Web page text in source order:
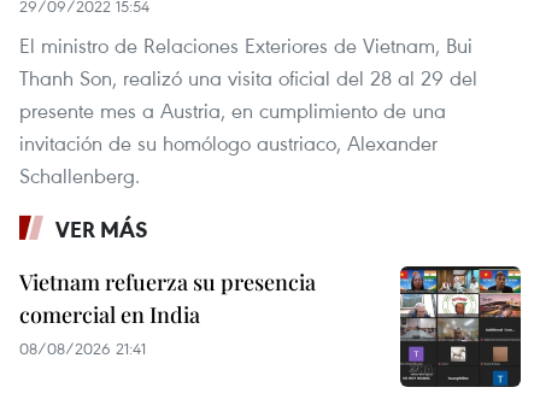
29/09/2022 15:54
El ministro de Relaciones Exteriores de Vietnam, Bui
Thanh Son, realizó una visita oficial del 28 al 29 del
presente mes a Austria, en cumplimiento de una
invitación de su homólogo austriaco, Alexander
Schallenberg.
VER MÁS
Vietnam refuerza su presencia
comercial en India
08/08/2026 21:41